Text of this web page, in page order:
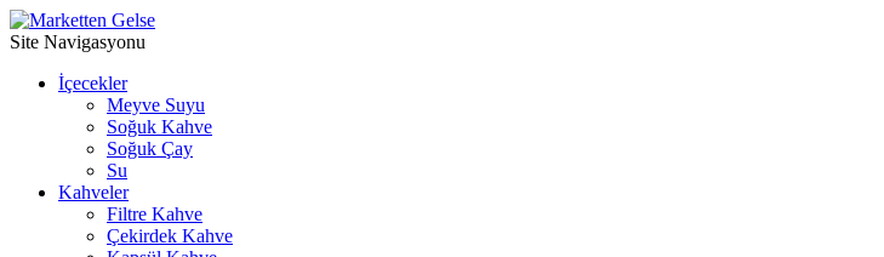
Site Navigasyonu
İçecekler
Meyve Suyu
Soğuk Kahve
⁠Soğuk Çay
Su
Kahveler
Filtre Kahve
Çekirdek Kahve